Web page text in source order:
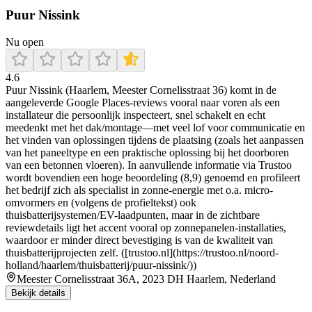
Puur Nissink
Nu open
4.6
Puur Nissink (Haarlem, Meester Cornelisstraat 36) komt in de
aangeleverde Google Places-reviews vooral naar voren als een
installateur die persoonlijk inspecteert, snel schakelt en echt
meedenkt met het dak/montage—met veel lof voor communicatie en
het vinden van oplossingen tijdens de plaatsing (zoals het aanpassen
van het paneeltype en een praktische oplossing bij het doorboren
van een betonnen vloeren). In aanvullende informatie via Trustoo
wordt bovendien een hoge beoordeling (8,9) genoemd en profileert
het bedrijf zich als specialist in zonne-energie met o.a. micro-
omvormers en (volgens de profieltekst) ook
thuisbatterijsystemen/EV-laadpunten, maar in de zichtbare
reviewdetails ligt het accent vooral op zonnepanelen-installaties,
waardoor er minder direct bevestiging is van de kwaliteit van
thuisbatterijprojecten zelf. ([trustoo.nl](https://trustoo.nl/noord-
holland/haarlem/thuisbatterij/puur-nissink/))
Meester Cornelisstraat 36A, 2023 DH Haarlem, Nederland
Bekijk details